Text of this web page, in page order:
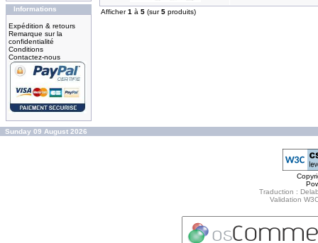
Informations
Expédition & retours
Remarque sur la
confidentialité
Conditions
Contactez-nous
Afficher1 à 5 (sur5 produits)
Sunday 09 August 2026
Traduction :
Validation